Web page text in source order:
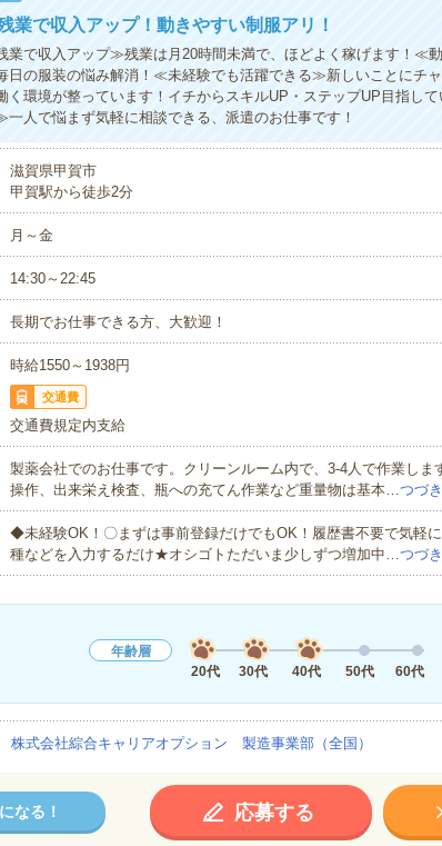
業で収入アップ！動きやすい制服アリ！
業で収入アップ≫残業は月20時間未満で、ほどよく稼げます！≪
日の服装の悩み解消！≪未経験でも活躍できる≫新しいことにチ
く環境が整っています！イチからスキルUP・ステップUP目指し
人で悩まず気軽に相談できる、派遣のお仕事です！
滋賀県甲賀市
甲賀駅から徒歩2分
月～金
14:30～22:45
長期でお仕事できる方、大歓迎！
時給1550～1938円
交通費
交通費規定内支給
製薬会社でのお仕事です。クリーンルーム内で、3-4人で作業しま
操作、出来栄え検査、瓶への充てん作業など重量物は基本…つづ
◆未経験OK！〇まずは事前登録だけでもOK！履歴書不要で気軽
種などを入力するだけ★オシゴトただいま少しずつ増加中…つづ
年齢層
20代
30代 40代 50代 60代
株式会社綜合キャリアオプション 製造事業部（全国）
なる！ 応募する